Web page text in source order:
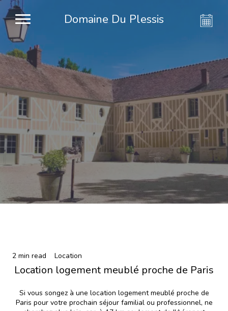
Domaine Du Plessis
2 min read Location
Location logement meublé proche de Paris
Si vous songez à une location logement meublé proche de
Paris pour votre prochain séjour familial ou professionnel, ne